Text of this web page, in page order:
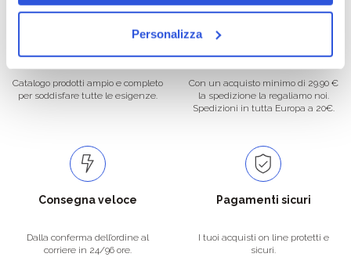
Personalizza
Catalogo prodotti ampio e completo
per soddisfare tutte le esigenze.
Con un acquisto minimo di 29.90 €
la spedizione la regaliamo noi.
Spedizioni in tutta Europa a 20€.
Consegna veloce
Dalla conferma dell’ordine al
corriere in 24/96 ore.
Pagamenti sicuri
I tuoi acquisti on line protetti e
sicuri.